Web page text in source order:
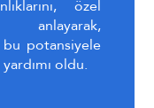
özel
anlayarak,
potansiyele
oldu.